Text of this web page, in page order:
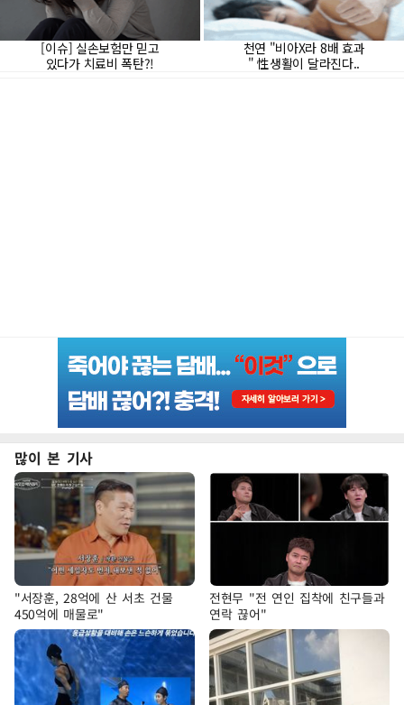
많이 본 기사
"서장훈, 28억에 산 서초 건물
450억에 매물로"
전현무 "전 연인 집착에 친구들과
연락 끊어"